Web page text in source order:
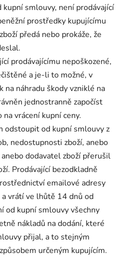
smlouvy, není prodávající
prostředky kupujícímu
předá nebo prokáže, že
prodávajícímu nepoškozené,
a je-li to možné, v
na náhradu škody vzniklé na
jednostranně započíst
vrácení kupní ceny.
odstoupit od kupní smlouvy z
nedostupnosti zboží, anebo
dodavatel zboží přerušil
Prodávající bezodkladně
emailové adresy
vrátí ve lhůtě 14 dnů od
od kupní smlouvy všechny
nákladů na dodání, které
přijal, a to stejným
určeným kupujícím.